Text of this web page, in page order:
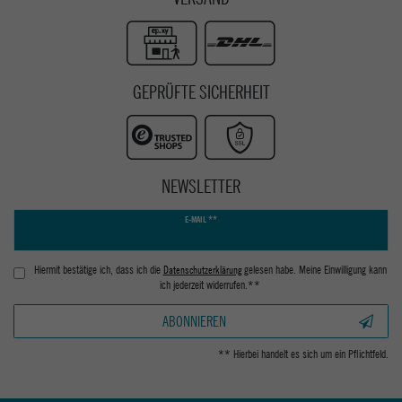
GEPRÜFTE SICHERHEIT
NEWSLETTER
E-MAIL **
Hiermit bestätige ich, dass ich die Daten­schutz­erklärunggelesen habe. Meine Einwilligung kann
ich jederzeit widerrufen.**
ABONNIEREN
** Hierbei handelt es sich um ein Pflichtfeld.